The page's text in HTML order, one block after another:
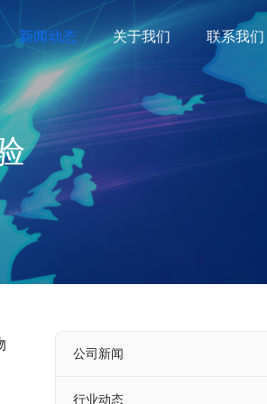
新闻动态 关于我们 联系我们
公司新闻
行业动态